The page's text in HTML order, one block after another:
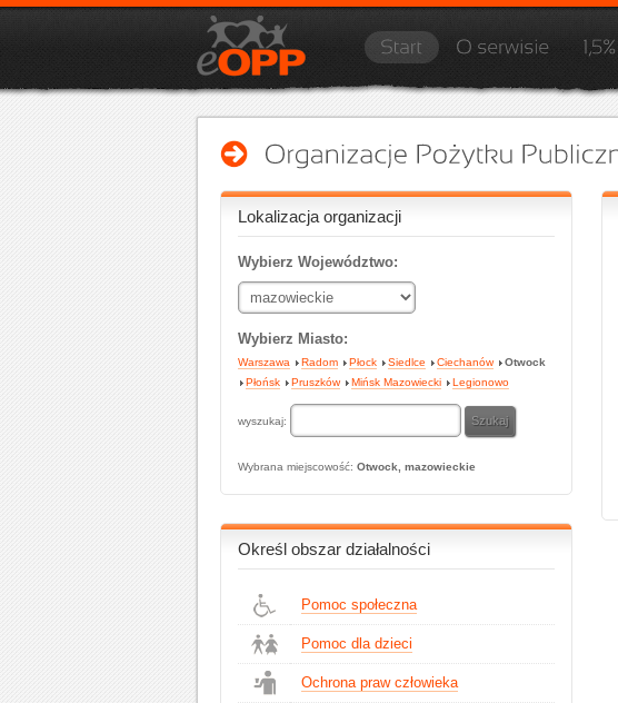
Lokalizacja organizacji
Wybierz Województwo:
Wybierz Miasto:
Warszawa Radom Płock Siedlce Ciechanów
Otwock
Płońsk
Pruszków Mińsk Mazowiecki Legionowo
wyszukaj:
Wybrana miejscowość: Otwock, mazowieckie
Określ obszar działalności
Pomoc społeczna
Pomoc dla dzieci
Ochrona praw człowieka